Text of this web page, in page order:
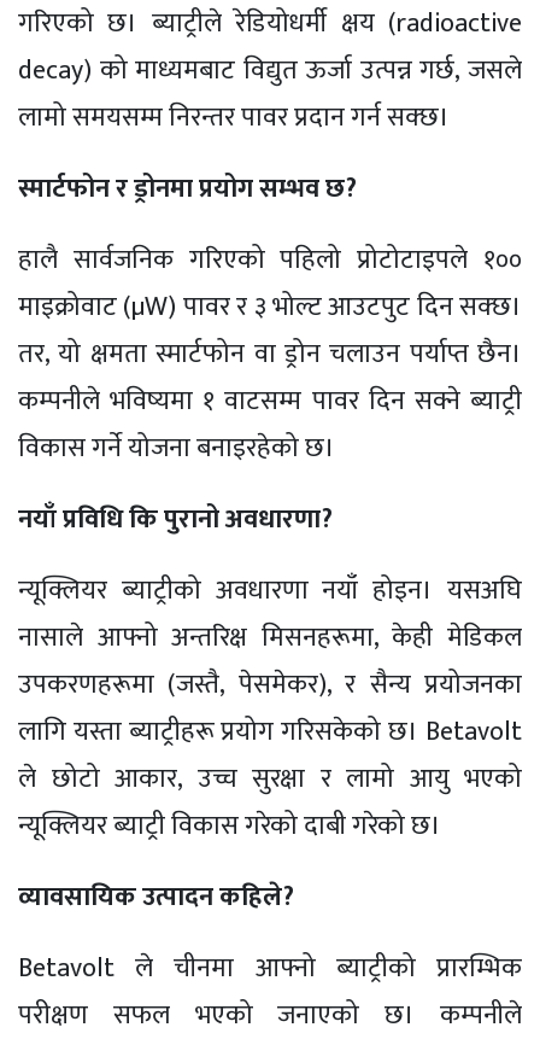
गरिएको छ। ब्याट्रीले रेडियोधर्मी क्षय (radioactive
decay) को माध्यमबाट विद्युत ऊर्जा उत्पन्न गर्छ, जसले
लामो समयसम्म निरन्तर पावर प्रदान गर्न सक्छ।
स्मार्टफोन र ड्रोनमा प्रयोग सम्भव छ?
हालै सार्वजनिक गरिएको पहिलो प्रोटोटाइपले १००
माइक्रोवाट (µW) पावर र ३ भोल्ट आउटपुट दिन सक्छ।
तर, यो क्षमता स्मार्टफोन वा ड्रोन चलाउन पर्याप्त छैन।
कम्पनीले भविष्यमा १ वाटसम्म पावर दिन सक्ने ब्याट्री
विकास गर्ने योजना बनाइरहेको छ।
नयाँ प्रविधि कि पुरानो अवधारणा?
न्यूक्लियर ब्याट्रीको अवधारणा नयाँ होइन। यसअघि
नासाले आफ्नो अन्तरिक्ष मिसनहरूमा, केही मेडिकल
उपकरणहरूमा (जस्तै, पेसमेकर), र सैन्य प्रयोजनका
लागि यस्ता ब्याट्रीहरू प्रयोग गरिसकेको छ। Betavolt
ले छोटो आकार, उच्च सुरक्षा र लामो आयु भएको
न्यूक्लियर ब्याट्री विकास गरेको दाबी गरेको छ।
व्यावसायिक उत्पादन कहिले?
Betavolt ले चीनमा आफ्नो ब्याट्रीको प्रारम्भिक
परीक्षण सफल भएको जनाएको छ। कम्पनीले